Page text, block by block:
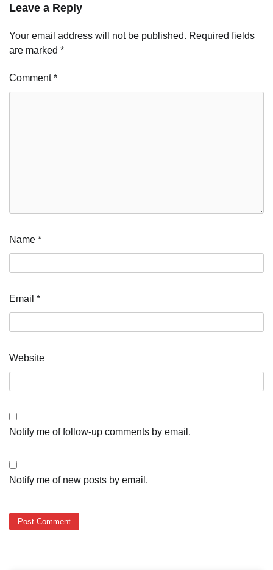
Leave a Reply
Your email address will not be published. Required fields
are marked *
Comment*
Name *
Email *
Website
Notify me of follow-up comments by email.
Notify me of new posts by email.